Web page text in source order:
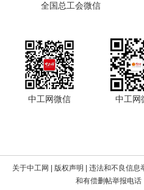
全国总工会微信
中工网微信 中工网
关于中工网 版权声明
| 违法和不良信
和有偿删帖举报电